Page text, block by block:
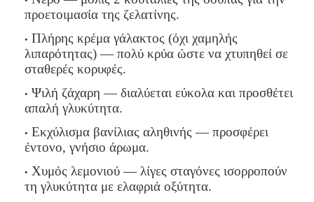
προετοιμασία της ζελατίνης.
Πλήρης κρέμα γάλακτος (όχι χαμηλής
λιπαρότητας) — πολύ κρύα ώστε να χτυπηθεί σε
σταθερές κορυφές.
Ψιλή ζάχαρη — διαλύεται εύκολα και προσθέτει
απαλή γλυκύτητα.
Εκχύλισμα βανίλιας αληθινής — προσφέρει
έντονο, γνήσιο άρωμα.
Χυμός λεμονιού — λίγες σταγόνες ισορροπούν
τη γλυκύτητα με ελαφριά οξύτητα.